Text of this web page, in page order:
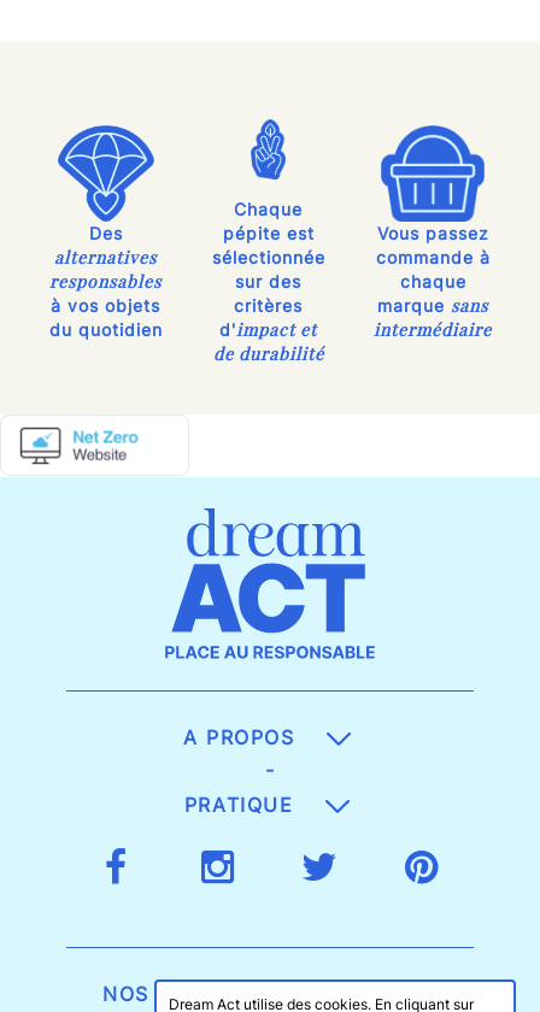
Des
alternatives
responsables
à vos objets
du quotidien
Chaque
pépite est
sélectionnée
sur des
critères
d'impact et
de durabilité
Vous passez
commande à
chaque
marque sans
intermédiaire
A PROPOS
-
PRATIQUE
NOS GAGES D'EXIGENCE
Dream Act utilise des cookies. En cliquant sur